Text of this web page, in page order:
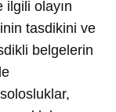
ilgili olayın
tasdikini ve
belgelerin